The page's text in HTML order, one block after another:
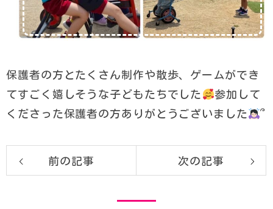
保護者の方とたくさん制作や散歩、ゲームができ
てすごく嬉しそうな子どもたちでした
参加して
くださった保護者の方ありがとうございました
՞
前の記事 次の記事